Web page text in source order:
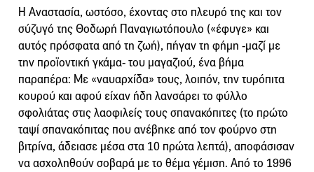
Η Αναστασία, ωστόσο, έχοντας στο πλευρό της και τον
σύζυγό της Θοδωρή Παναγιωτόπουλο («έφυγε» και
αυτός πρόσφατα από τη ζωή), πήγαν τη φήμη -μαζί με
την προϊοντική γκάμα- του μαγαζιού, ένα βήμα
παραπέρα: Με «ναυαρχίδα» τους, λοιπόν, την τυρόπιτα
κουρού και αφού είχαν ήδη λανσάρει το φύλλο
σφολιάτας στις λαοφιλείς τους σπανακόπιτες (το πρώτο
ταψί σπανακόπιτας που ανέβηκε από τον φούρνο στη
βιτρίνα, άδειασε μέσα στα 10 πρώτα λεπτά), αποφάσισαν
να ασχοληθούν σοβαρά με το θέμα γέμιση. Από το 1996